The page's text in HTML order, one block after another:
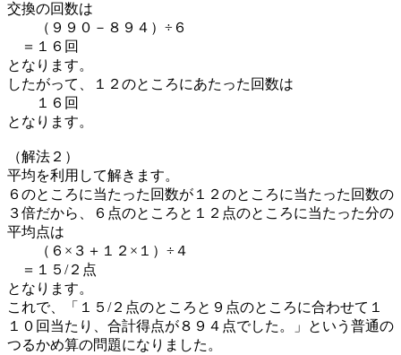
交換の回数は
（９９０－８９４）÷６
＝１６回
となります。
したがって、１２のところにあたった回数は
１６回
となります。
（解法２）
平均を利用して解きます。
６のところに当たった回数が１２のところに当たった回数の
３倍だから、６点のところと１２点のところに当たった分の
平均点は
（６×３＋１２×１）÷４
＝１５/２点
となります。
これで、「１５/２点のところと９点のところに合わせて１
１０回当たり、合計得点が８９４点でした。」という普通の
つるかめ算の問題になりました。